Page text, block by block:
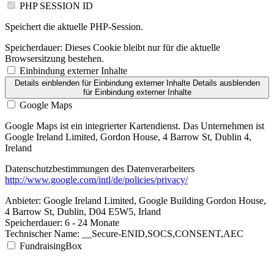
PHP SESSION ID
Speichert die aktuelle PHP-Session.
Speicherdauer: Dieses Cookie bleibt nur für die aktuelle
Browsersitzung bestehen.
Einbindung externer Inhalte
Details einblendenfür Einbindung externer Inhalte Details ausblenden
für Einbindung externer Inhalte
Google Maps
Google Maps ist ein integrierter Kartendienst. Das Unternehmen ist
Google Ireland Limited, Gordon House, 4 Barrow St, Dublin 4,
Ireland
Datenschutzbestimmungen des Datenverarbeiters
http://www.google.com/intl/de/policies/privacy/
Anbieter: Google Ireland Limited, Google Building Gordon House,
4 Barrow St, Dublin, D04 E5W5, Irland
Speicherdauer: 6 - 24 Monate
Technischer Name: __Secure-ENID,SOCS,CONSENT,AEC
FundraisingBox